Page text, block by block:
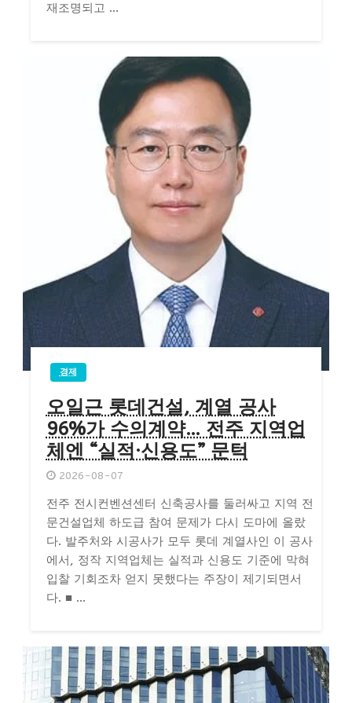
재조명되고 ...
경제
오일근 롯데건설, 계열 공사
96%가 수의계약… 전주 지역업
체엔 “실적·신용도” 문턱
2026-08-07
전주 전시컨벤션센터 신축공사를 둘러싸고 지역 전
문건설업체 하도급 참여 문제가 다시 도마에 올랐
다. 발주처와 시공사가 모두 롯데 계열사인 이 공사
에서, 정작 지역업체는 실적과 신용도 기준에 막혀
입찰 기회조차 얻지 못했다는 주장이 제기되면서
다. ■ ...